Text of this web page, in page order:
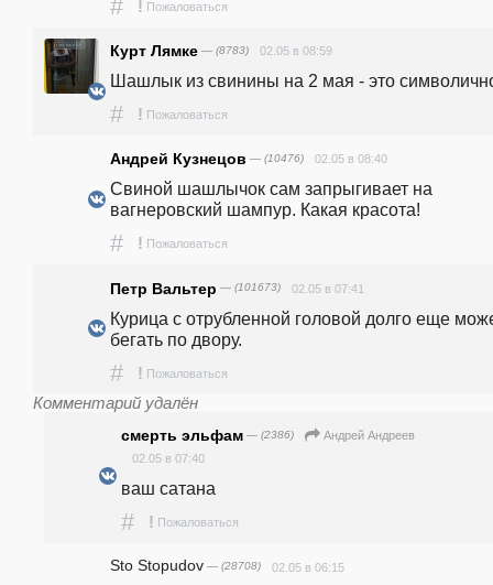
# ! Пожаловаться
Курт Лямке — (8783) 02.05 в 08:59
Шашлык из свинины на 2 мая - это
# ! Пожаловаться
Андрей Кузнецов — (10476) 02.05 в 08:40
Свиной шашлычок сам запрыгивает на
вагнеровский шампур. Какая красота!
# ! Пожаловаться
Петр Вальтер — (101673) 02.05 в 07:41
Курица с отрубленной головой долго еще
бегать по двору.
# ! Пожаловаться
Комментарий удалён
смерть эльфам — (2386)
Андрей Андреев
02.05 в 07:40
ваш сатана
# ! Пожаловаться
Sto Stopudov — (28708) 02.05 в 06:15